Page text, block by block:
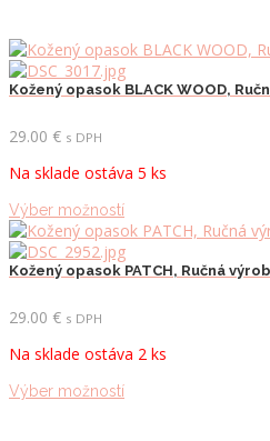
Kožený opasok BLACK WOOD,
29.00 € s DPH
Na sklade ostáva 5 ks
Výber možnostíTento
produkt
má
viacero
môžete
na
Kožený opasok PATCH, Ručná
29.00 € s DPH
Na sklade ostáva 2 ks
Výber možnostíTento